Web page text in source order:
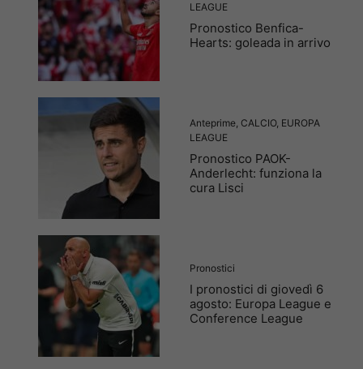
LEAGUE
Pronostico Benfica-
Hearts: goleada in arrivo
Anteprime, CALCIO, EUROPA
LEAGUE
Pronostico PAOK-
Anderlecht: funziona la
cura Lisci
Pronostici
I pronostici di giovedì 6
agosto: Europa League e
Conference League